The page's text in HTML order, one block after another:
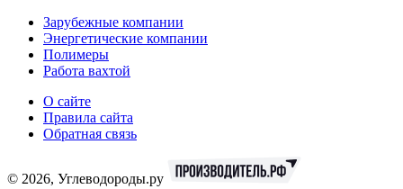
Зарубежные компании
Энергетические компании
Полимеры
Работа вахтой
О сайте
Правила сайта
Обратная связь
© 2026, Углеводороды.ру